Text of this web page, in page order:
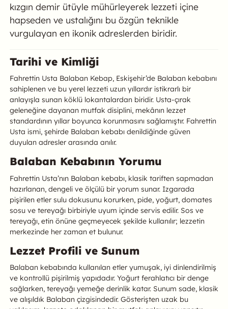
kızgın demir ütüyle mühürleyerek lezzeti içine
hapseden ve ustalığını bu özgün teknikle
vurgulayan en ikonik adreslerden biridir.
Fahrettin Usta Balaban Kebap
Tarihi ve Kimliği
Fahrettin Usta Balaban Kebap, Eskişehir’de Balaban kebabını
sahiplenen ve bu yerel lezzeti uzun yıllardır istikrarlı bir
anlayışla sunan köklü lokantalardan biridir. Usta-çırak
geleneğine dayanan mutfak disiplini, mekânın lezzet
standardının yıllar boyunca korunmasını sağlamıştır. Fahrettin
Usta ismi, şehirde Balaban kebabı denildiğinde güven
duyulan adresler arasında anılır.
Balaban Kebabının Yorumu
Fahrettin Usta’nın Balaban kebabı, klasik tariften sapmadan
hazırlanan, dengeli ve ölçülü bir yorum sunar. Izgarada
pişirilen etler sulu dokusunu korurken, pide, yoğurt, domates
sosu ve tereyağı birbiriyle uyum içinde servis edilir. Sos ve
tereyağı, etin önüne geçmeyecek şekilde kullanılır; lezzetin
merkezinde her zaman et bulunur.
Lezzet Profili ve Sunum
Balaban kebabında kullanılan etler yumuşak, iyi dinlendirilmiş
ve kontrollü pişirilmiş yapıdadır. Yoğurt ferahlatıcı bir denge
sağlarken, tereyağı yemeğe derinlik katar. Sunum sade, klasik
ve alışıldık Balaban çizgisindedir. Gösterişten uzak bu